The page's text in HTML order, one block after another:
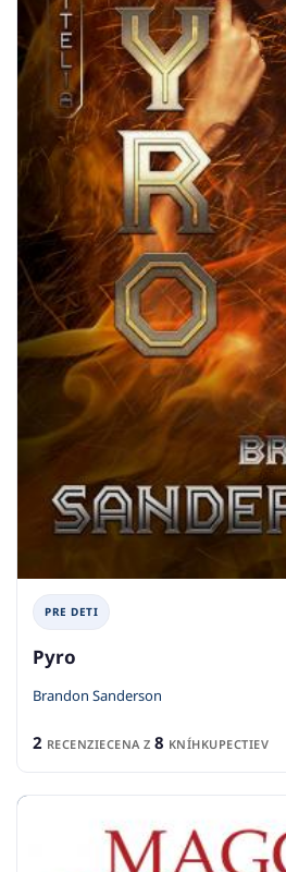
PRE DETI
Pyro
Brandon Sanderson
2 RECENZIECENA Z 8 KNÍHKUPECTIEV